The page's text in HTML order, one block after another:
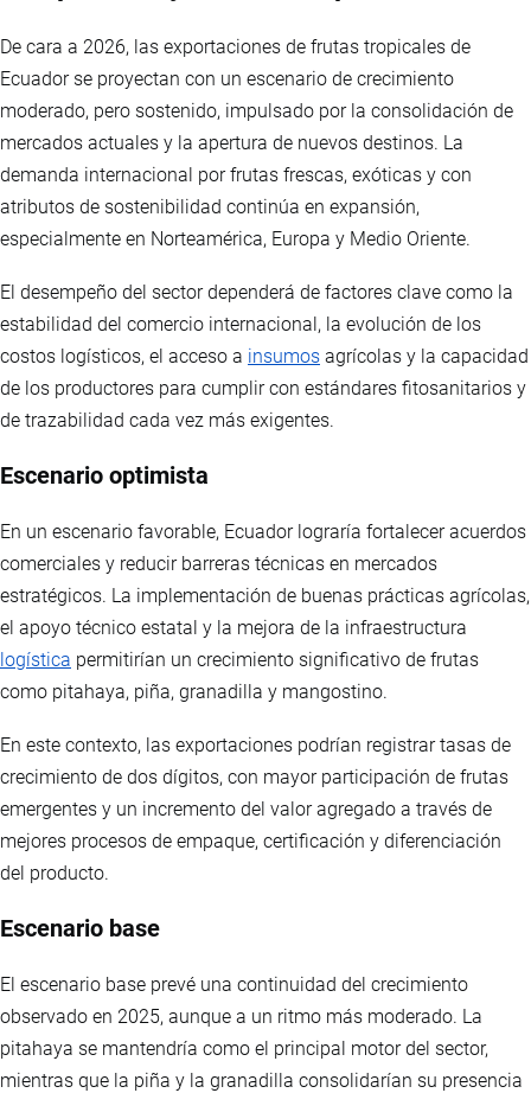
De cara a 2026, las exportaciones de frutas tropicales de
Ecuador se proyectan con un escenario de crecimiento
moderado, pero sostenido, impulsado por la consolidación de
mercados actuales y la apertura de nuevos destinos. La
demanda internacional por frutas frescas, exóticas y con
atributos de sostenibilidad continúa en expansión,
especialmente en Norteamérica, Europa y Medio Oriente.
El desempeño del sector dependerá de factores clave como la
estabilidad del comercio internacional, la evolución de los
costos logísticos, el acceso a insumos agrícolas y la capacidad
de los productores para cumplir con estándares fitosanitarios y
de trazabilidad cada vez más exigentes.
Escenario optimista
En un escenario favorable, Ecuador lograría fortalecer acuerdos
comerciales y reducir barreras técnicas en mercados
estratégicos. La implementación de buenas prácticas agrícolas,
el apoyo técnico estatal y la mejora de la infraestructura
logística permitirían un crecimiento significativo de frutas
como pitahaya, piña, granadilla y mangostino.
En este contexto, las exportaciones podrían registrar tasas de
crecimiento de dos dígitos, con mayor participación de frutas
emergentes y un incremento del valor agregado a través de
mejores procesos de empaque, certificación y diferenciación
del producto.
Escenario base
El escenario base prevé una continuidad del crecimiento
observado en 2025, aunque a un ritmo más moderado. La
pitahaya se mantendría como el principal motor del sector,
mientras que la piña y la granadilla consolidarían su presencia